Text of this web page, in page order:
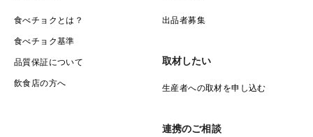
食べチョクとは？
食べチョク基準
品質保証について
飲食店の方へ
出品者募集
取材したい
生産者への取材を申し込む
連携のご相談